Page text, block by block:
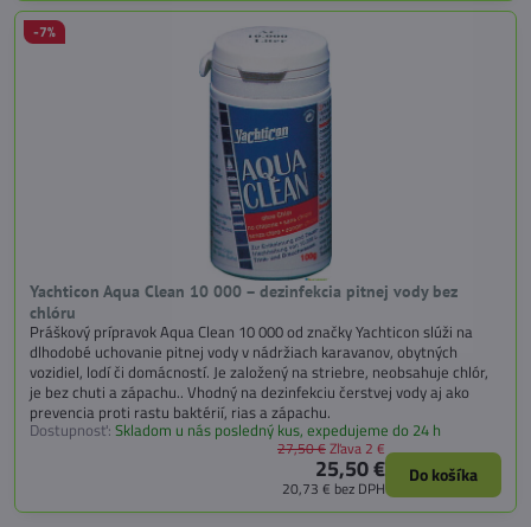
Yachticon Aqua Clean 10 000 – dezinfekcia pitnej vody bez
chlóru
-7%
Práškový prípravok Aqua Clean 10 000 od značky Yachticon slúži na
dlhodobé uchovanie pitnej vody v nádržiach karavanov, obytných
vozidiel, lodí či domácností. Je založený na striebre, neobsahuje chlór,
je bez chuti a zápachu.. Vhodný na dezinfekciu čerstvej vody aj ako
prevencia proti rastu baktérií, rias a zápachu.
Dostupnosť: Skladom u nás posledný kus, expedujeme do 24 h
25,50 €
20,73 € bez DPH
27,50 €Zľava 2 €
Do košíka